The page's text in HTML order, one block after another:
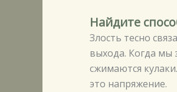
Найдите
Злость тесно
выхода. Когда мы
сжимаются
это напряжение.